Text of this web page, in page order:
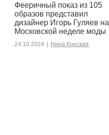
Фееричный показ из 105
образов представил
дизайнер Игорь Гуляев на
Московской неделе моды
24.10.2024 Нина Конская